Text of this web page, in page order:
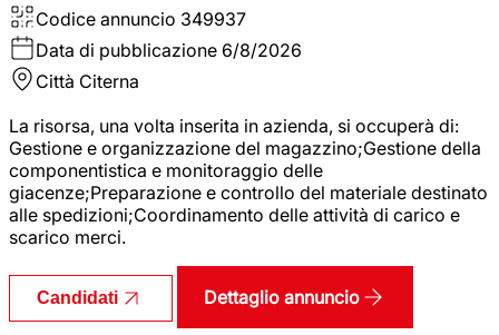
Codice annuncio 349937
Data di pubblicazione 6/8/2026
Città Citerna
La risorsa, una volta inserita in azienda, si occuperà di:
Gestione e organizzazione del magazzino;Gestione della
componentistica e monitoraggio delle
giacenze;Preparazione e controllo del materiale destinato
alle spedizioni;Coordinamento delle attività di carico e
scarico merci.
Candidati Dettaglio annuncio